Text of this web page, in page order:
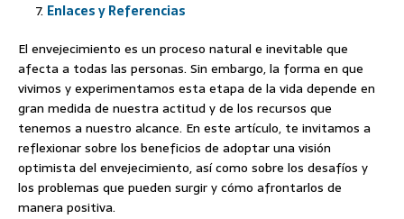
Enlaces y Referencias
El envejecimiento es un proceso natural e inevitable que
afecta a todas las personas. Sin embargo, la forma en que
vivimos y experimentamos esta etapa de la vida depende en
gran medida de nuestra actitud y de los recursos que
tenemos a nuestro alcance. En este artículo, te invitamos a
reflexionar sobre los beneficios de adoptar una visión
optimista del envejecimiento, así como sobre los desafíos y
los problemas que pueden surgir y cómo afrontarlos de
manera positiva.